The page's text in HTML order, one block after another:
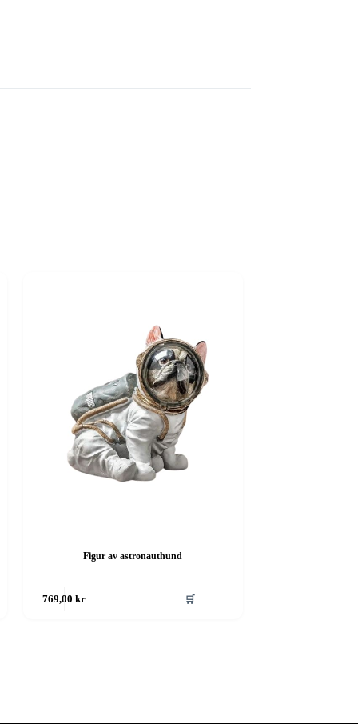
Figur av astronauthund
769,00kr 🛒